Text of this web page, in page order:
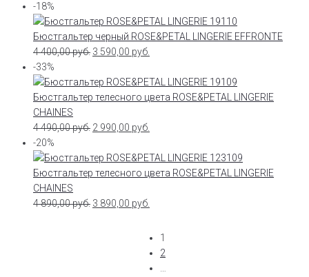
-18%
Бюстгальтер черный ROSE&PETAL LINGERIE EFFRONTE
4 400,00руб. 3 590,00 руб.
-33%
Бюстгальтер телесного цвета ROSE&PETAL LINGERIE
CHAINES
4 490,00руб. 2 990,00 руб.
-20%
Бюстгальтер телесного цвета ROSE&PETAL LINGERIE
CHAINES
4 890,00руб. 3 890,00 руб.
1
2